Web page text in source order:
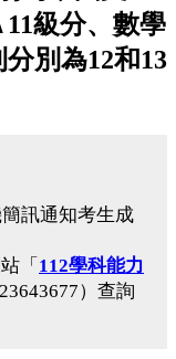
級分、數學
別為12和13
訊通知考生成
「 112學科能力
）查詢